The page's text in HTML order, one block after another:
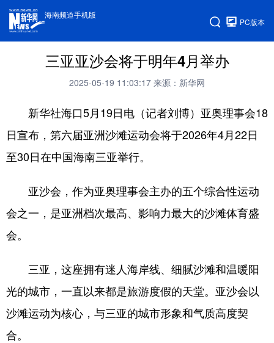
海南频道手机版
PC版本
三亚亚沙会将于明年4月举办
2025-05-19 11:03:17 来源：新华网
新华社海口5月19日电（记者刘博）亚奥理事会18
日宣布，第六届亚洲沙滩运动会将于2026年4月22日
至30日在中国海南三亚举行。
亚沙会，作为亚奥理事会主办的五个综合性运动
会之一，是亚洲档次最高、影响力最大的沙滩体育盛
会。
三亚，这座拥有迷人海岸线、细腻沙滩和温暖阳
光的城市，一直以来都是旅游度假的天堂。亚沙会以
沙滩运动为核心，与三亚的城市形象和气质高度契
合。